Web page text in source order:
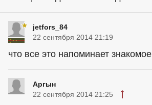
jetfors_84
22 сентября 2014 21:19
что все это напоминает знакомое
Аргын
22 сентября 2014 21:25